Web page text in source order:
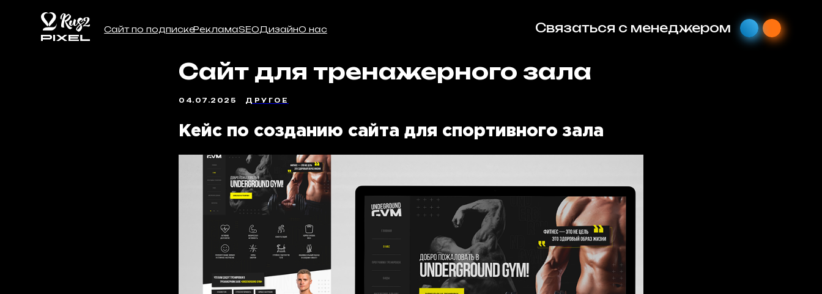
Сайт по подпискеРекламаSEOДизайнО нас Связаться с менеджером
Сайт для тренажерного зала
04.07.2025 ДРУГОЕ
Кейс по созданию сайта для спортивного зала